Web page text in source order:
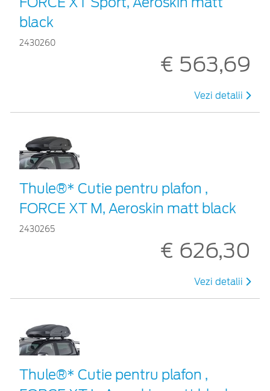
black
2430260
€ 563,69
Vezi detalii
Thule®* Cutie pentru plafon ,
FORCE XT M, Aeroskin matt black
2430265
€ 626,30
Vezi detalii
Thule®* Cutie pentru plafon ,